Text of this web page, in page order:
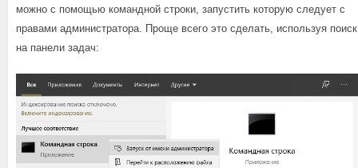
можно с помощью командной строки, запустить которую следует с
правами администратора. Проще всего это сделать, используя поиск
на панели задач: